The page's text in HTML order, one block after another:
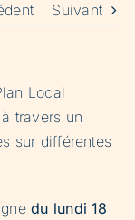
Suivant
Local
travers un
sur différentes
du lundi 18